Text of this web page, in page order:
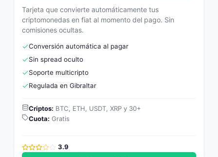
Tarjeta que convierte automáticamente tus
criptomonedas en fiat al momento del pago. Sin
comisiones ocultas.
Conversión automática al pagar
Sin spread oculto
Soporte multicripto
Regulada en Gibraltar
Criptos: BTC, ETH, USDT, XRP y 30+
Cuota: Gratis
3.9